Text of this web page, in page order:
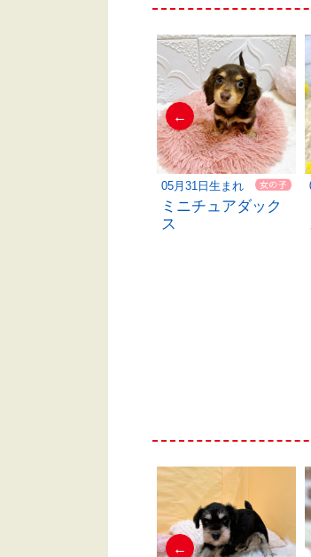
←
05月31日生まれ
ミニチュアダック
ス
←